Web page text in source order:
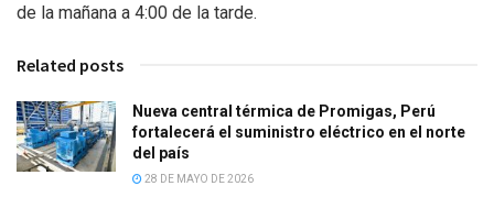
de la mañana a 4:00 de la tarde.
Related posts
Nueva central térmica de Promigas, Perú
fortalecerá el suministro eléctrico en el norte
del país
28 DE MAYO DE 2026